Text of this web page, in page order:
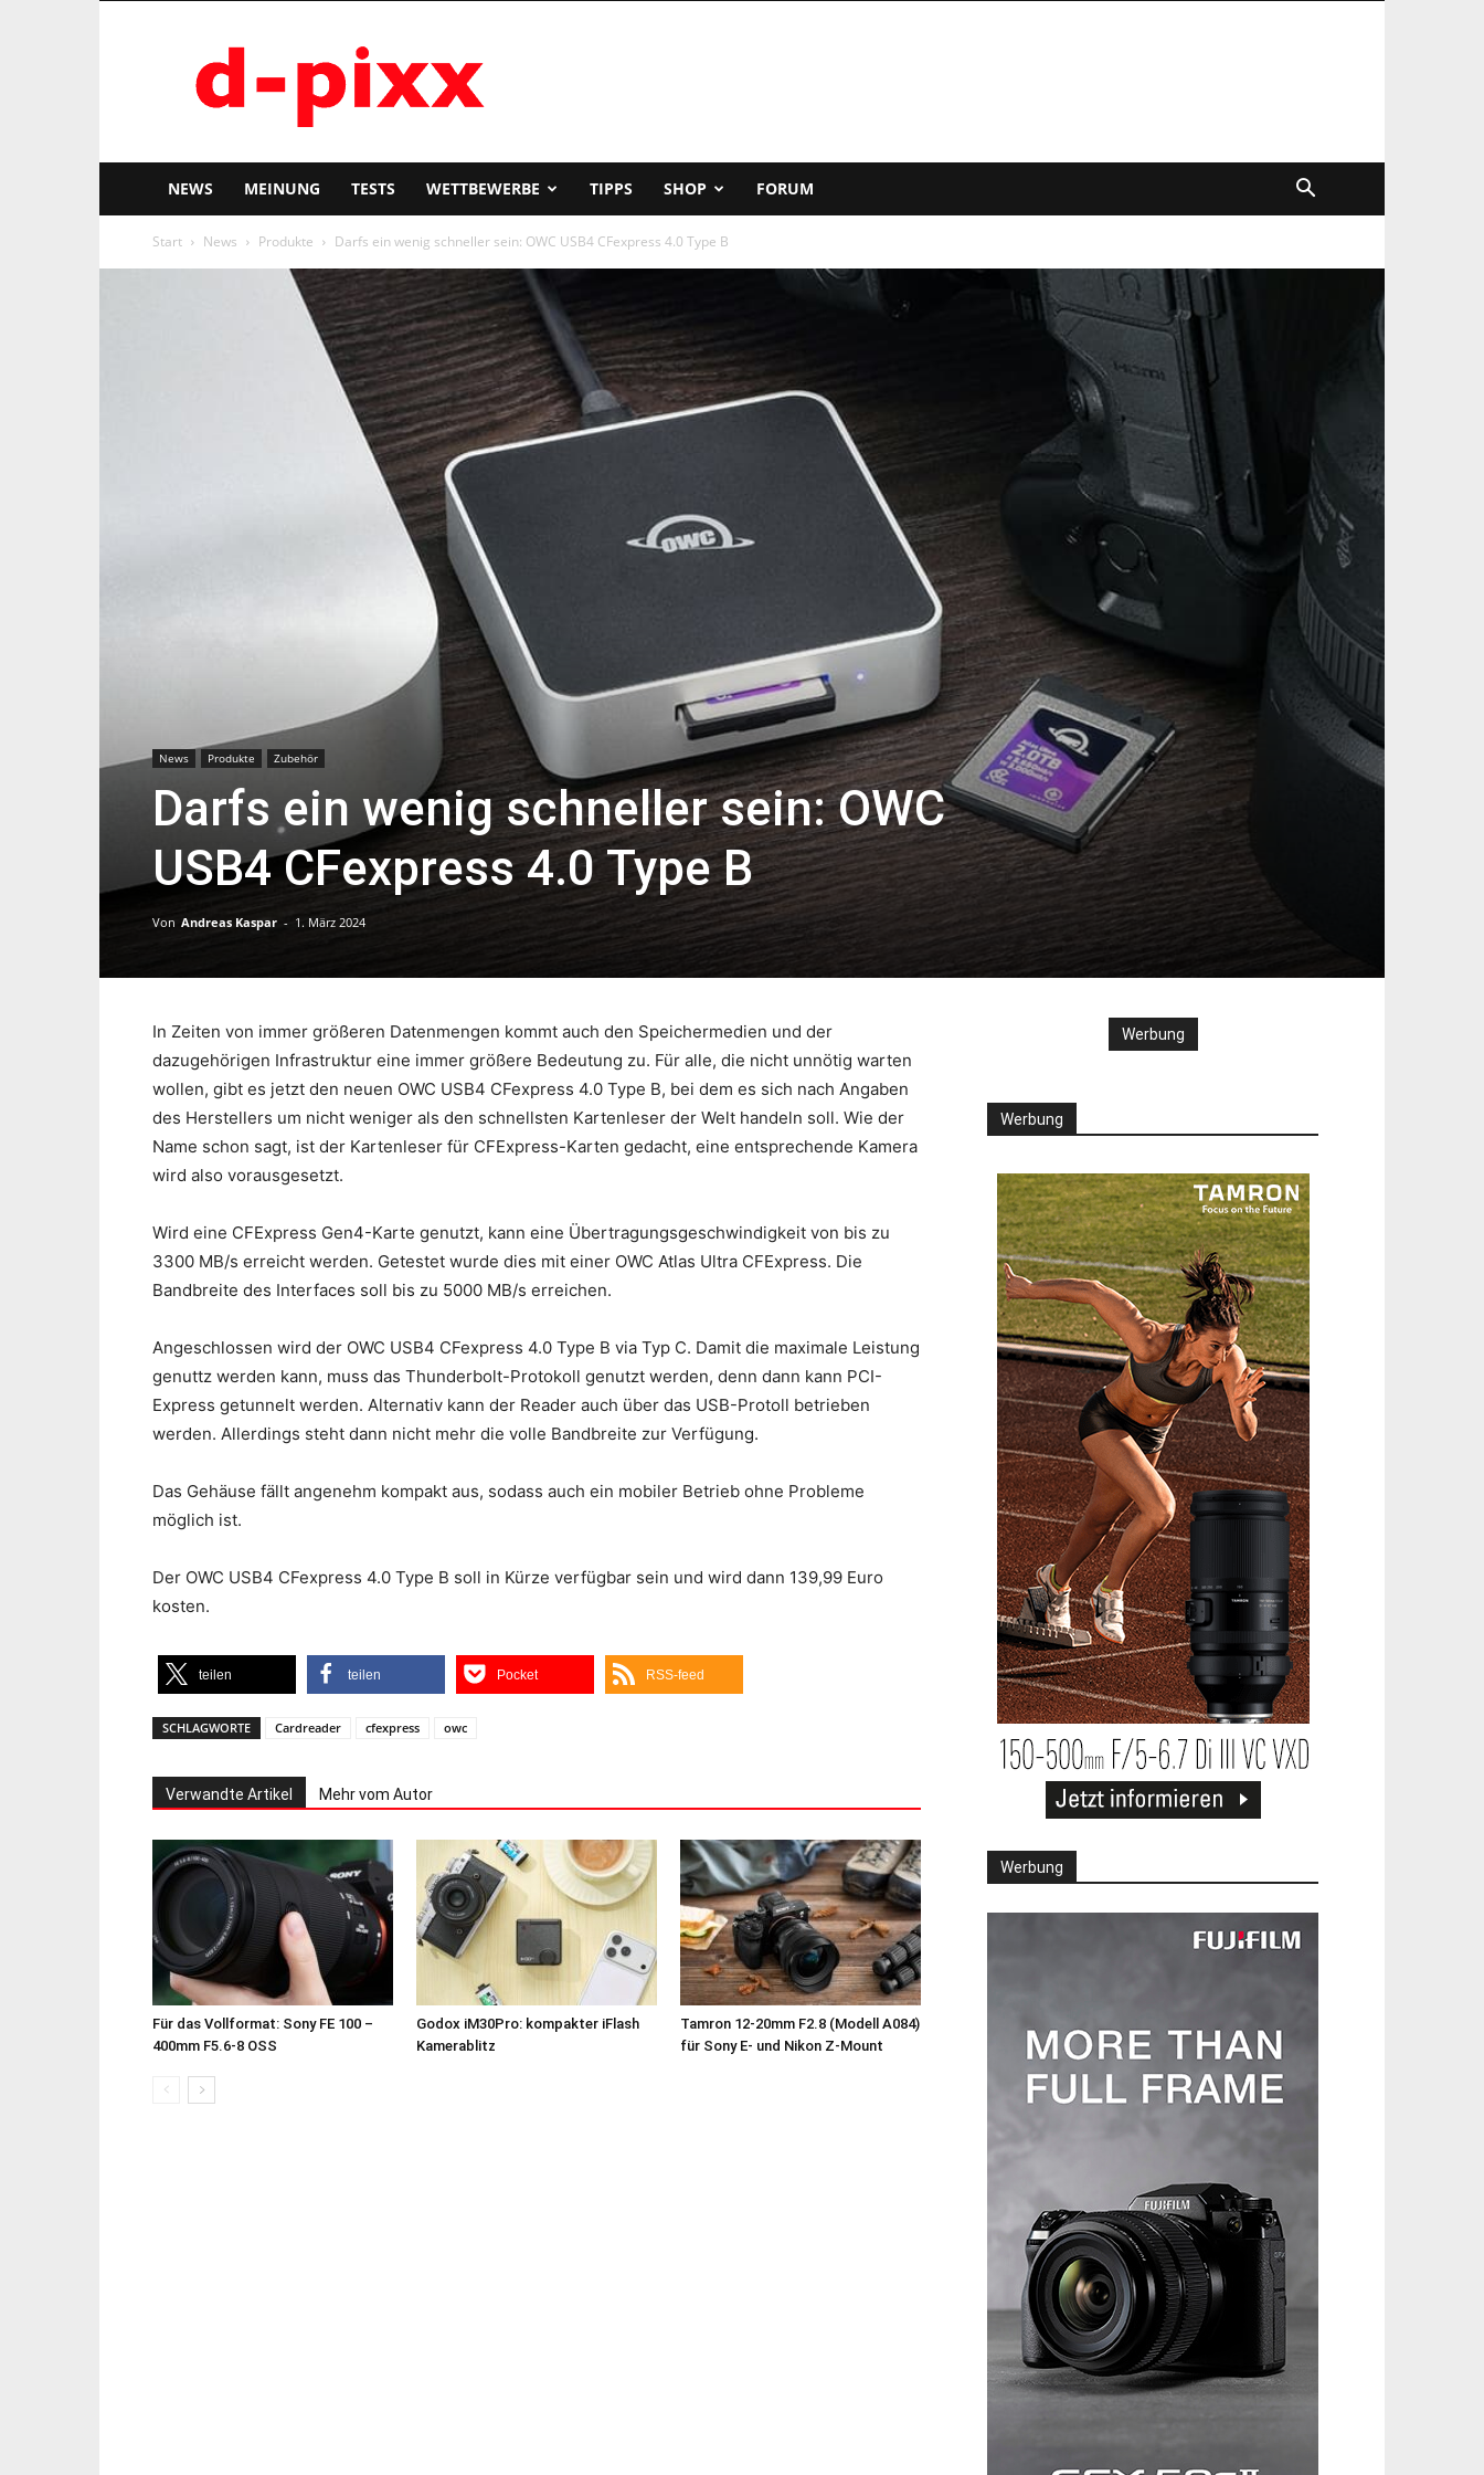
pixx
NEWS MEINUNG TESTS WETTBEWERBE TIPPS SHOP FORUM
Start News Produkte Darfs ein wenig schneller sein: OWC USB4 CFexpress 4.0 Type B
News Produkte Zubehör
Darfs ein wenig schneller sein: OWC
USB4 CFexpress 4.0 Type B
Von Andreas Kaspar - 1. März 2024
In Zeiten von immer größeren Datenmengen kommt auch den Speichermedien und der
dazugehörigen Infrastruktur eine immer größere Bedeutung zu. Für alle, die nicht unnötig warten
wollen, gibt es jetzt den neuen OWC USB4 CFexpress 4.0 Type B, bei dem es sich nach Angaben
des Herstellers um nicht weniger als den schnellsten Kartenleser der Welt handeln soll. Wie der
Name schon sagt, ist der Kartenleser für CFExpress-Karten gedacht, eine entsprechende Kamera
wird also vorausgesetzt.
Wird eine CFExpress Gen4-Karte genutzt, kann eine Übertragungsgeschwindigkeit von bis zu
3300 MB/s erreicht werden. Getestet wurde dies mit einer OWC Atlas Ultra CFExpress. Die
Bandbreite des Interfaces soll bis zu 5000 MB/s erreichen.
Angeschlossen wird der OWC USB4 CFexpress 4.0 Type B via Typ C. Damit die maximale Leistung
genuttz werden kann, muss das Thunderbolt-Protokoll genutzt werden, denn dann kann PCI-
Express getunnelt werden. Alternativ kann der Reader auch über das USB-Protoll betrieben
werden. Allerdings steht dann nicht mehr die volle Bandbreite zur Verfügung.
Das Gehäuse fällt angenehm kompakt aus, sodass auch ein mobiler Betrieb ohne Probleme
möglich ist.
Der OWC USB4 CFexpress 4.0 Type B soll in Kürze verfügbar sein und wird dann 139,99 Euro
kosten.
teilen teilen Pocket RSS-feed
SCHLAGWORTE Cardreader cfexpress owc
Verwandte Artikel Mehr vom Autor
Für das Vollformat: Sony FE 100 –
400mm F5.6-8 OSS
Godox iM30Pro: kompakter iFlash
Kamerablitz
Tamron 12-20mm F2.8 (Modell A084)
für Sony E- und Nikon Z-Mount
Werbung
Werbung
Werbung